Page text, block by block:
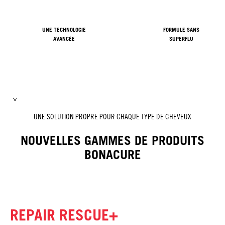
UNE TECHNOLOGIE
AVANCÉE
FORMULE SANS
SUPERFLU
UNE SOLUTION PROPRE POUR CHAQUE TYPE DE CHEVEUX
NOUVELLES GAMMES DE PRODUITS
BONACURE
REPAIR RESCUE+